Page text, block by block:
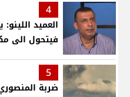
4
العميد
فيتحول الى
5
ضربة